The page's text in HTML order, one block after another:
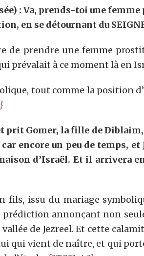
: Va, prends-toi une
en se détournant du
de prendre une femme
prévalait à ce moment là en
tout comme la position
prit Gomer, la fille de
car encore un peu de temps, et
d’Israël. Et il arrivera
fils, issu du mariage
annonçant non
de Jezreel. Et cette
qui vient de naître, et qui